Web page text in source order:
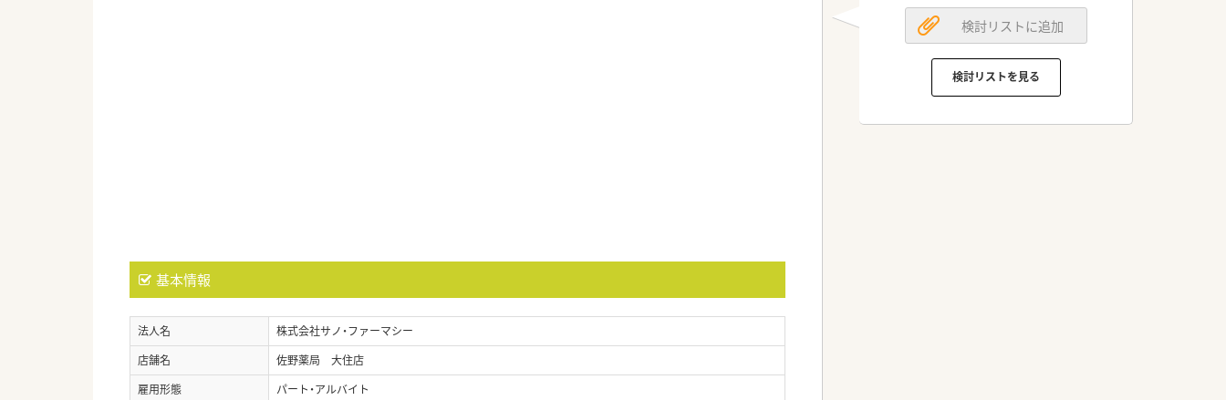
基本情報
法人名
株式会社サノ・ファーマシー
店舗名
佐野薬局 大住店
雇用形態
パート・アルバイト
検討リストに追加
検討リストを見る